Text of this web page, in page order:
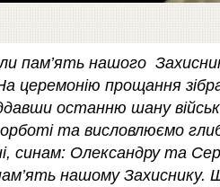
пам’ять нашого
церемонію прощання
останню шану
та висловлюємо
синам: Олександру та
нашому